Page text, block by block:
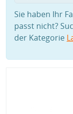
Sie haben Ihr
passt nicht?
der Kategorie